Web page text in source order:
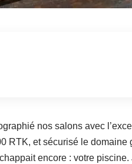
nos salons avec
RTK, et sécurisé le domaine
encore : votre